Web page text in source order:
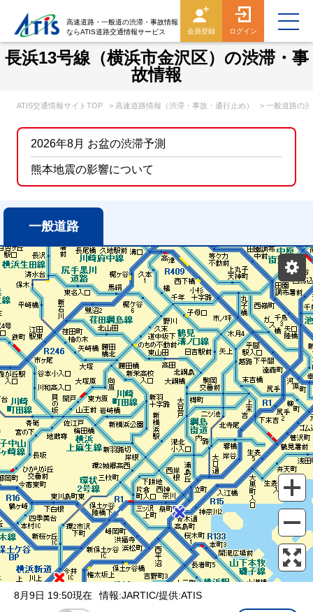
高速道路・一般道の渋滞・事故情報
ならATIS道路交通情報サービス
会員登録 ログイン
長浜13号線（横浜市金沢区）の渋滞・事
故情報
ATIS交通情報サイトTOP > 高速道路情報（渋滞・事故・通行止め） > 一般道路の
2026年8月 お盆の渋滞予測
熊本地震の影響について
一般道路
表示設定
混雑 渋滞 通行止め
チェーン規制等
調整中
規制情報
事故 通行止め
8月9日 19:50現在 情報:JARTIC/提供:ATIS